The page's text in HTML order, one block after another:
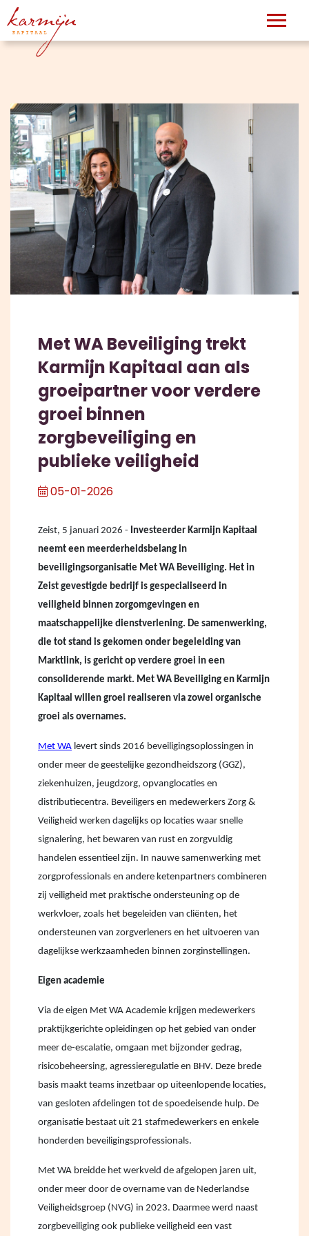
Met WA Beveiliging trekt
Karmijn Kapitaal aan als
groeipartner voor verdere
groei binnen
zorgbeveiliging en
publieke veiligheid
05-01-2026
Zeist, 5 januari 2026 - Investeerder Karmijn Kapitaal
neemt een meerderheidsbelang in
beveiligingsorganisatie Met WA Beveiliging. Het in
Zeist gevestigde bedrijf is gespecialiseerd in
veiligheid binnen zorgomgevingen en
maatschappelijke dienstverlening. De samenwerking,
die tot stand is gekomen onder begeleiding van
Marktlink, is gericht op verdere groei in een
consoliderende markt. Met WA Beveiliging en Karmijn
Kapitaal willen groei realiseren via zowel organische
groei als overnames.
Met WA levert sinds 2016 beveiligingsoplossingen in
onder meer de geestelijke gezondheidszorg (GGZ),
ziekenhuizen, jeugdzorg, opvanglocaties en
distributiecentra. Beveiligers en medewerkers Zorg &
Veiligheid werken dagelijks op locaties waar snelle
signalering, het bewaren van rust en zorgvuldig
handelen essentieel zijn. In nauwe samenwerking met
zorgprofessionals en andere ketenpartners combineren
zij veiligheid met praktische ondersteuning op de
werkvloer, zoals het begeleiden van cliënten, het
ondersteunen van zorgverleners en het uitvoeren van
dagelijkse werkzaamheden binnen zorginstellingen.
Eigen academie
Via de eigen Met WA Academie krijgen medewerkers
praktijkgerichte opleidingen op het gebied van onder
meer de-escalatie, omgaan met bijzonder gedrag,
risicobeheersing, agressieregulatie en BHV. Deze brede
basis maakt teams inzetbaar op uiteenlopende locaties,
van gesloten afdelingen tot de spoedeisende hulp. De
organisatie bestaat uit 21 stafmedewerkers en enkele
honderden beveiligingsprofessionals.
Met WA breidde het werkveld de afgelopen jaren uit,
onder meer door de overname van de Nederlandse
Veiligheidsgroep (NVG) in 2023. Daarmee werd naast
zorgbeveiliging ook publieke veiligheid een vast